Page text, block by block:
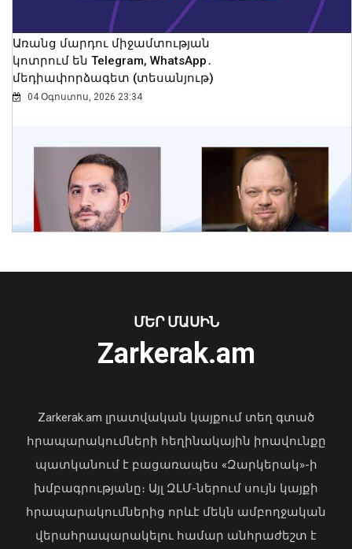
Երաշտի պատճառով Գերմանիայի
Առանց մարդու միջամտության
կոտրում են Telegram, WhatsApp․
մեդիափորձագետ (տեսանյութ)
04 Օգոստոս, 2026 23:34
Ուկրաինայի Գերագույն Ռադայի
նախագահը շնորհավորել է ՀՀ ԱԺ
ՄԵՐ ՄԱՍԻՆ
Zarkerak.am
Zarkerak.am լրատվական կայքում տեղ գտած
հրապարակումների հեղինակային իրավունքը
պատկանում է բացառապես «Զարկերակ»-ի
խմբագրությանը։ Այլ ԶԼՄ-ներում սույն կայքի
հրապարակումներից որևէ մեկն ամբողջական
վերահրապարակելու համար անհրաժեշտ է